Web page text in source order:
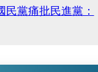
黨痛批民進黨：